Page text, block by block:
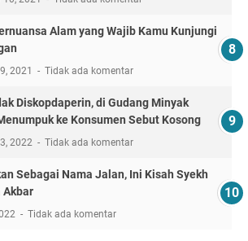
Alam yang Wajib Kamu Kunjungi
2021 Tidak ada komentar
Diskopdaperin, di Gudang Minyak
ke Konsumen Sebut Kosong
2022 Tidak ada komentar
Sebagai Nama Jalan, Ini Kisah Syekh
Akbar
Tidak ada komentar